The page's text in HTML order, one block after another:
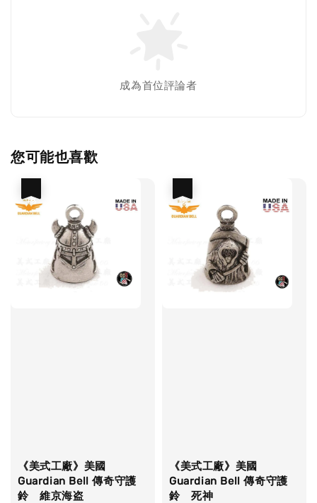
成為首位評論者
您可能也喜歡
《美式工廠》美國
Guardian Bell 傳奇守護
鈴 維京海盗
《美式工廠》美國
Guardian Bell 傳奇守護
鈴 死神